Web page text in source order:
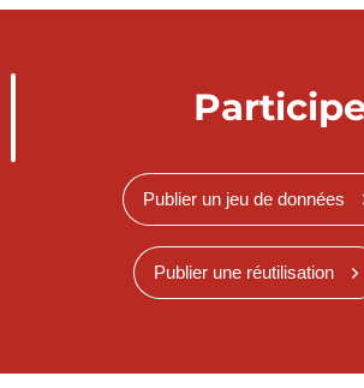
Publier un jeu de données
Publier une réutilisation